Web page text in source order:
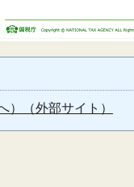
）（外部サイト）